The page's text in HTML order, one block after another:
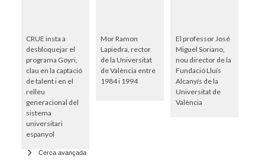
CRUE insta a
desbloquejar el
programa Goyri,
clau en la captació
de talent i en el
relleu
generacional del
sistema
universitari
espanyol
Mor Ramon
Lapiedra, rector
de la Universitat
de València entre
1984 i 1994
El professor José
Miguel Soriano,
nou director de la
Fundació Lluís
Alcanyís de la
Universitat de
València
Cerca avançada